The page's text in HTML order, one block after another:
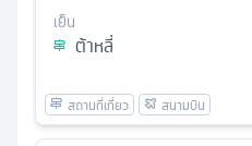
เย็น
ต้าหลี่